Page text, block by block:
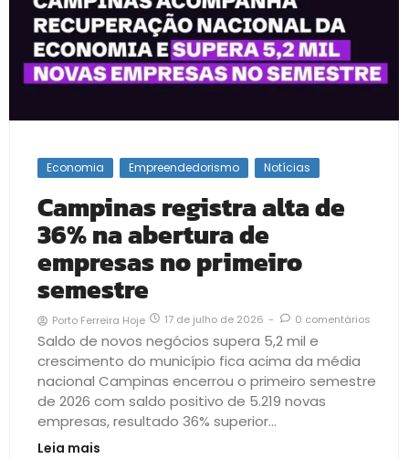
Economia Empreendedorismo Notícias
Campinas registra alta de
36% na abertura de
empresas no primeiro
semestre
Porto Ferreira Hoje 17 de julho de 2026 - 0 comentários
Saldo de novos negócios supera 5,2 mil e
crescimento do município fica acima da média
nacional Campinas encerrou o primeiro semestre
de 2026 com saldo positivo de 5.219 novas
empresas, resultado 36% superior...
Leia mais